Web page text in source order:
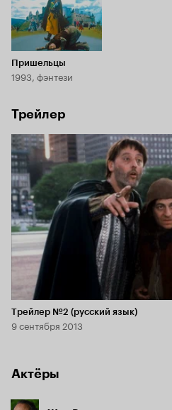
Пришельцы
1993, фэнтези
Трейлер
Длительность 2 мин
Трейлер №2 (русский язык)
9 сентября 2013
Актёры